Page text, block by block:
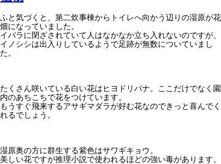
ふと気づくと、第二炊事棟からトイレへ向かう辺りの湿原が花
畑になっていました。
イバラに閉ざされていて人はなかなか立ち入れないのですが、
イノシシは出入りしているようで足跡が無数についていまし
た。
たくさん咲いている白い花はヒヨドリバナ。ここだけでなく園
内のあちこちで花をつけています。
もうすぐ飛来するアサギマダラが好む花なのできっと喜んでく
れるでしょう。
湿原奥の方に群生する紫色はサワギキョウ。
美しい花ですが推理小説で使われるほどの強い毒があります。